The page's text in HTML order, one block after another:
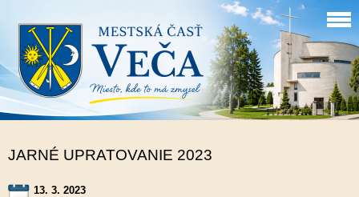
JARNÉ UPRATOVANIE 2023
13. 3. 2023